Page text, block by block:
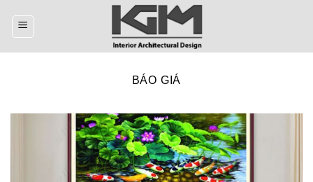
BÁO GIÁ